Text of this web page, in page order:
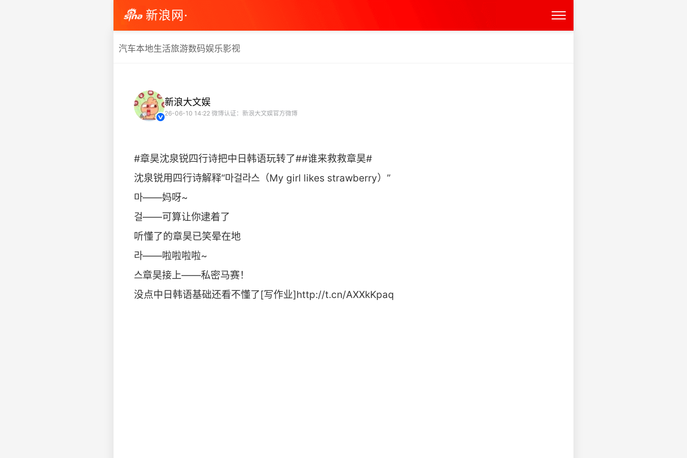
新浪网·
汽车本地生活旅游数码娱乐影视
新浪大文娱
26-06-10 14:22 微博认证：新浪大文娱官方微博
#章昊沈泉锐四行诗把中日韩语玩转了##谁来救救章昊#
沈泉锐用四行诗解释“마걸라스（My girl likes strawberry）”
마——妈呀~
걸——可算让你逮着了
听懂了的章昊已笑晕在地
라——啦啦啦啦~
스章昊接上——私密马赛！
没点中日韩语基础还看不懂了[写作业]http://t.cn/AXXkKpaq ​